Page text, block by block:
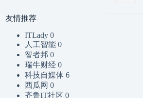
友情推荐
ITLady0
人工智能0
智者邦 0
瑞牛财经0
科技自媒体6
西瓜网 0
齐鲁IT社区 0